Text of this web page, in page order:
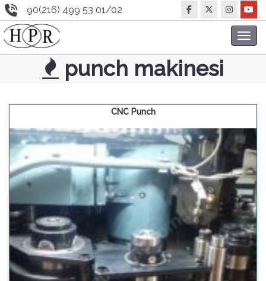
90(216) 499 53 01/02
punch makinesi
CNC Punch